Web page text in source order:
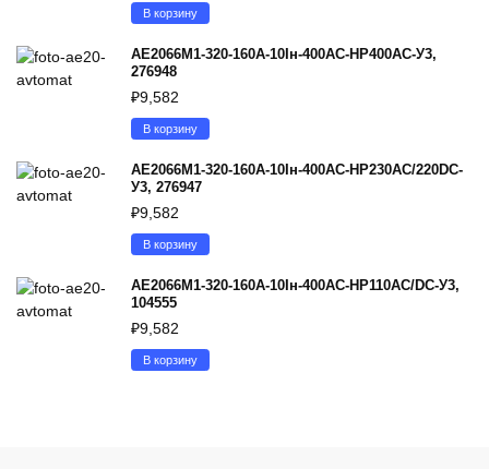
В корзину
АЕ2066М1-320-160А-10Iн-400AC-НР400AC-У3,
276948
₽9,582
В корзину
АЕ2066М1-320-160А-10Iн-400AC-НР230AC/220DC-
У3, 276947
₽9,582
В корзину
АЕ2066М1-320-160А-10Iн-400AC-НР110AC/DC-У3,
104555
₽9,582
В корзину